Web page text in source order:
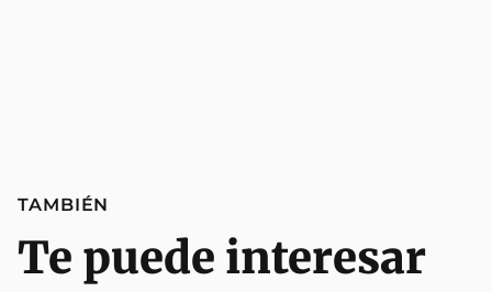
TAMBIÉN
Te puede interesar